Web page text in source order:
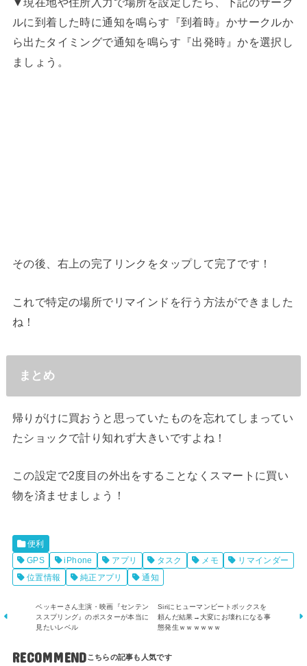
ルに到着した時に通知を鳴らす『到着時』かサークルか
ら出たタイミングで通知を鳴らす『出発時』かを選択し
ましょう。
その後、右上の完了リンクをタップして完了です！
これで特定の場所でリマインドを行う方法ができました
ね！
まとめ
帰りがけに買おうと思っていたものを忘れてしまってい
たショックで計り知れず大きいですよね！
この設定で2度目の外出をすることなくスマートに買い
物を済ませましょう！
便利
GPS
iPhone アプリ タスク メモ
リマインダー
位置情報
純正アプリ 通知
ベッキーさん主演・映画『センテン
ススプリング』のポスターが本当に
見たいレベル
Siriにヒューマンビートボックスを
頼んだ結果→大変にお壊れになる事
態発生ｗｗｗｗｗｗ
RECOMMEND